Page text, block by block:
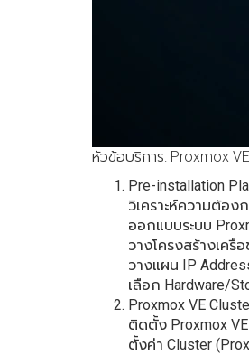
หัวข้อบริการ: Proxmox
Pre-installation
วิเคราะห์ความต้อ
ออกแบบระบบ
วางโครงสร้างเครื
วางแผน IP
เลือก Hardware/
Proxmox VE
ติดตั้ง Proxmox VE
ตั้งค่า Cluster